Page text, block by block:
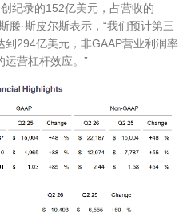
纪录的152亿美元，占营收的
滕·斯皮尔斯表示，“我们预计第三
294亿美元，非GAAP营业利润率
营杠杆效应。”